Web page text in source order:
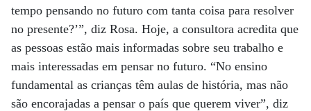
tempo pensando no futuro com tanta coisa para resolver
no presente?’”, diz Rosa. Hoje, a consultora acredita que
as pessoas estão mais informadas sobre seu trabalho e
mais interessadas em pensar no futuro. “No ensino
fundamental as crianças têm aulas de história, mas não
são encorajadas a pensar o país que querem viver”, diz